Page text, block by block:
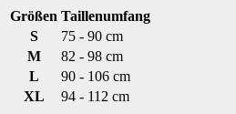
Größen Taillenumfang
S
75 - 90 cm
M
82 - 98 cm
L
90 - 106 cm
XL
94 - 112 cm